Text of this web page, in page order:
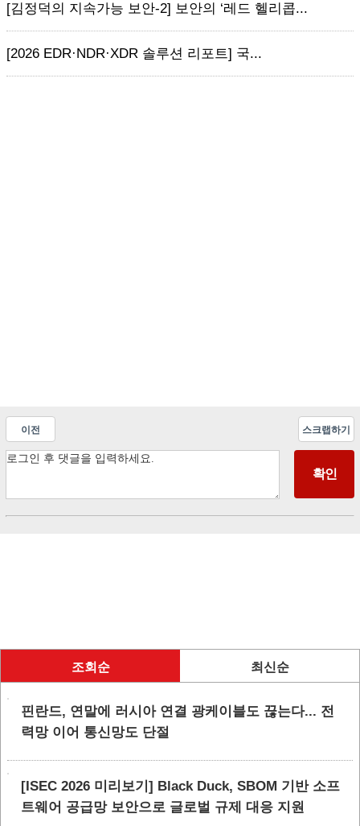
[김정덕의 지속가능 보안-2] 보안의 ‘레드 헬리콥...
[2026 EDR·NDR·XDR 솔루션 리포트] 국...
이전 스크랩하기
조회순 최신순
핀란드, 연말에 러시아 연결 광케이블도 끊는다... 전
력망 이어 통신망도 단절
[ISEC 2026 미리보기] Black Duck, SBOM 기반 소프
트웨어 공급망 보안으로 글로벌 규제 대응 지원